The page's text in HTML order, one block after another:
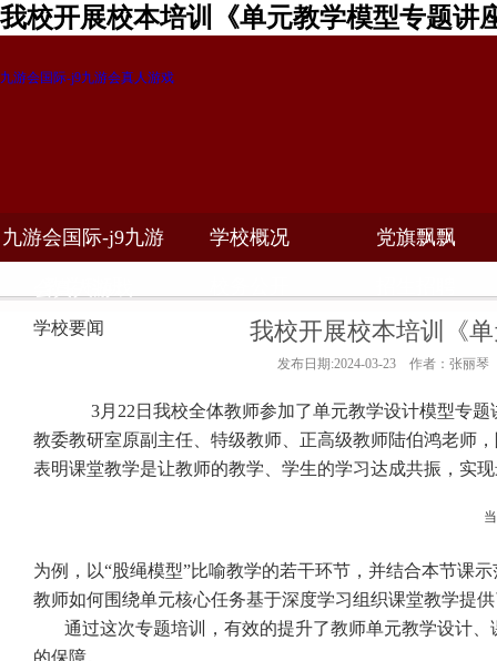
我校开展校本培训《单元教学模型专题讲
九游会国际-j9九游会真人游戏
九游会国际-j9九游 学校概况 党旗飘飘
学校要闻 我校开展校本培训《
发布日期:2024-03-23 作者：张丽琴
3月22日 我校全体教师参加了单元教学设计模型专题
教委教研室原副主任、特级教师、正高级教师陆伯鸿老师，
表明课堂教学是让教师的教学、学生的学习达成共振，实
为例，以“股绳模型”比喻教学的若干环节，并结合本节课
教师如何围绕单元核心任务基于深度学习组织课堂教学提
通过这次专题培训，有效的提升了教师单元教学设计
的保障。